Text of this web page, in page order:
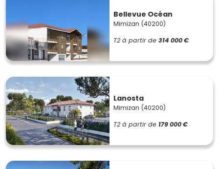
Bellevue Océan
Mimizan (40200)
T2 à partir de 314 000 €
Lanosta
Mimizan (40200)
T2 à partir de 179 000 €